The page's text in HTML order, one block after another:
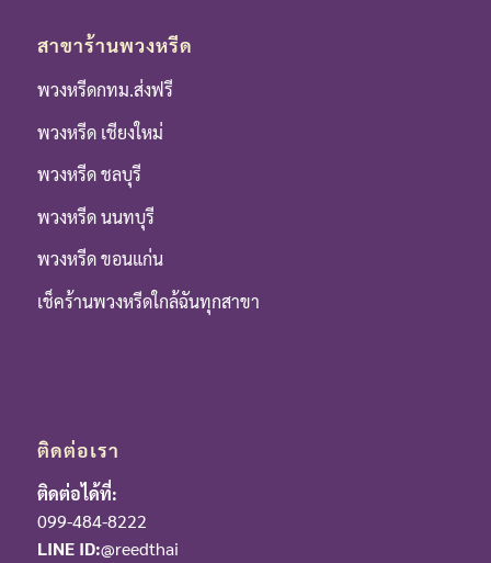
สาขาร้านพวงหรีด
พวงหรีดกทม.ส่งฟรี
พวงหรีด เชียงใหม่
พวงหรีด ชลบุรี
พวงหรีด นนทบุรี
พวงหรีด ขอนแก่น
เช็คร้านพวงหรีดใกล้ฉันทุกสาขา
ติดต่อเรา
ติดต่อได้ที่:
099-484-8222
LINE ID:@reedthai